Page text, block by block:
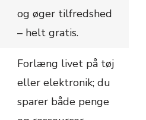
og øger tilfredshed
– helt gratis.
Forlæng livet på tøj
eller elektronik; du
sparer både penge